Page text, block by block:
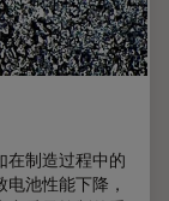
在制造过程中的
池性能下降，